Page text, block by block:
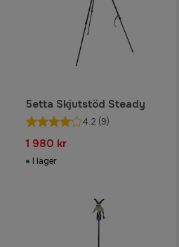
5etta Skjutstöd Steady
4.2 (9)
1 980 kr
I lager